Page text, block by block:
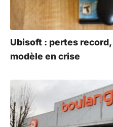
Ubisoft : pertes
modèle en crise